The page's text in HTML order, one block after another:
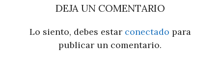
DEJA UN COMENTARIO
Lo siento, debes estar conectado para
publicar un comentario.